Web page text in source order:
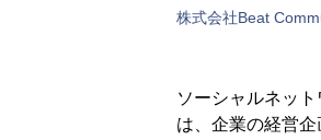
株式会社Beat
ソーシャルネッ
は、企業の経営